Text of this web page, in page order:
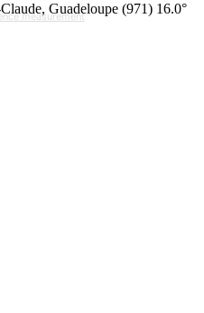
Guadeloupe (971) 16.0°
measurement